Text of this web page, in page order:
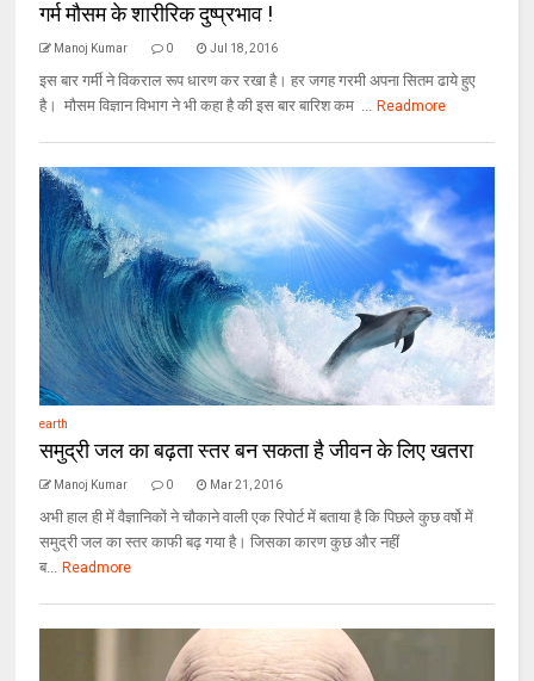
गर्म मौसम के शारीरिक दुष्प्रभाव !
Manoj Kumar 0 Jul 18, 2016
इस बार गर्मी ने विकराल रूप धारण कर रखा है। हर जगह गरमी अपना सितम ढाये हुए
है। मौसम विज्ञान विभाग ने भी कहा है की इस बार बारिश कम ... Readmore
earth
समुद्री जल का बढ़ता स्तर बन सकता है जीवन के लिए खतरा
Manoj Kumar 0 Mar 21, 2016
अभी हाल ही में वैज्ञानिकों ने चौकाने वाली एक रिपोर्ट में बताया है कि पिछले कुछ वर्षो में
समुद्री जल का स्तर काफी बढ़ गया है। जिसका कारण कुछ और नहीं
ब... Readmore